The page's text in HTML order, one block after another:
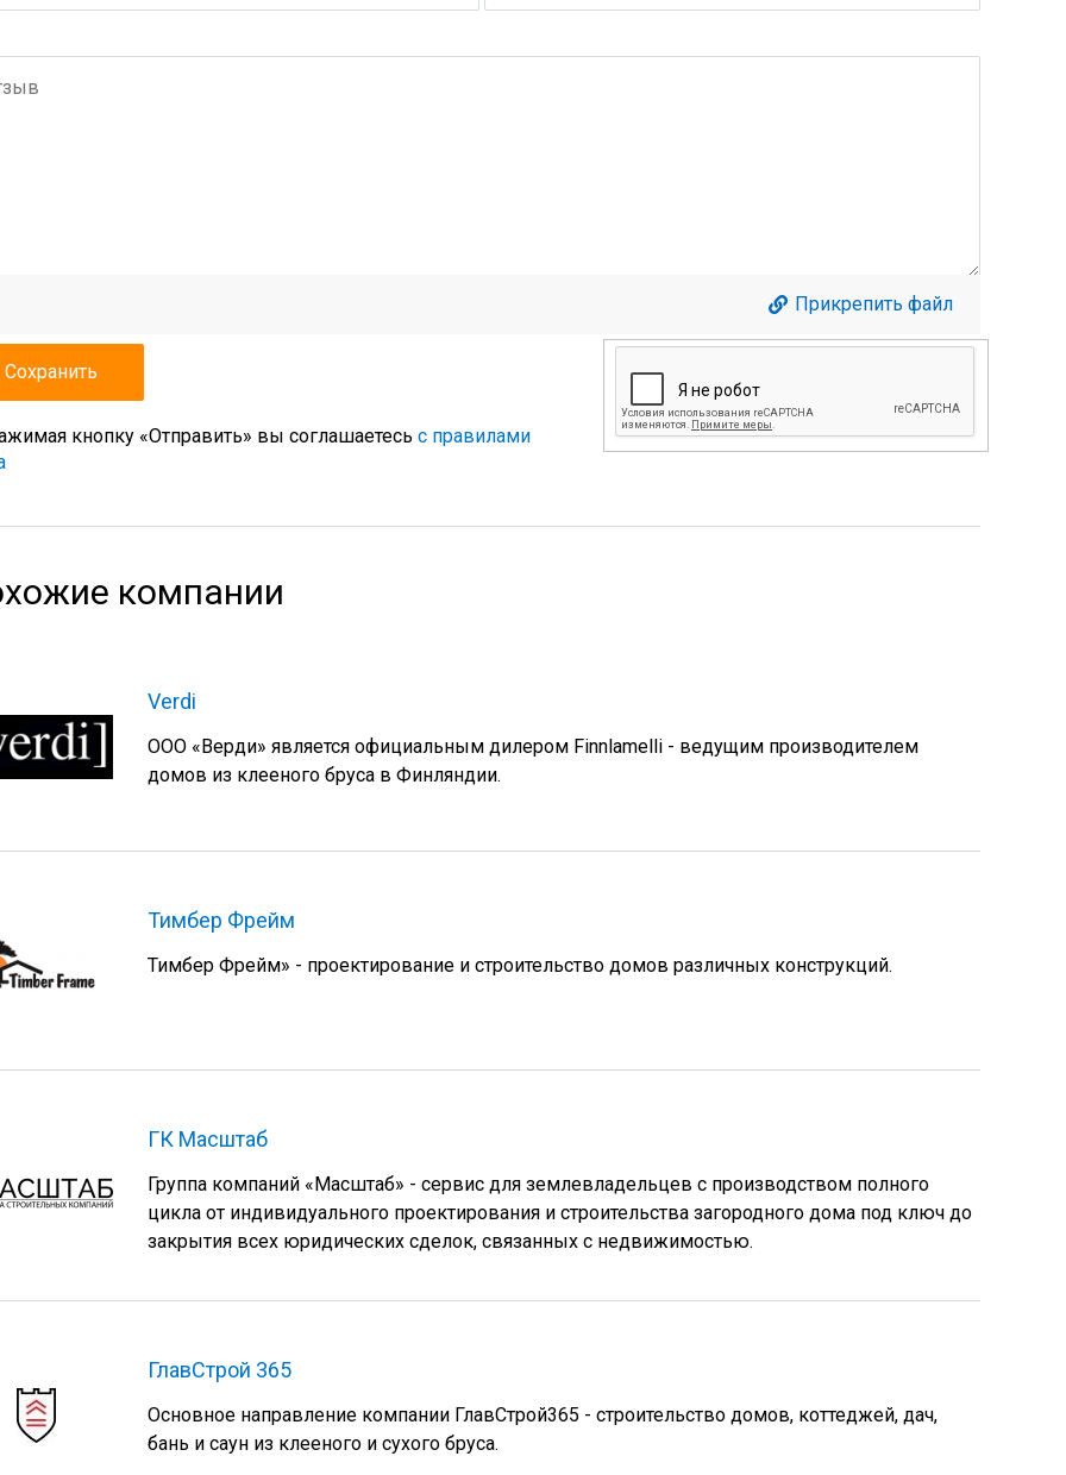
Прикрепить файл
кнопку «Отправить» вы соглашаетесь с правилами
компании
Verdi
ООО «Верди» является официальным дилером Finnlamelli - ведущим производителем
домов из клееного бруса в Финляндии.
Тимбер Фрейм
Тимбер Фрейм» - проектирование и строительство домов различных конструкций.
ГК Масштаб
Группа компаний «Масштаб» - сервис для землевладельцев с производством полного
цикла от индивидуального проектирования и строительства загородного дома под ключ до
закрытия всех юридических сделок, связанных с недвижимостью.
ГлавСтрой 365
Основное направление компании ГлавСтрой365 - строительство домов, коттеджей, дач,
бань и саун из клееного и сухого бруса.